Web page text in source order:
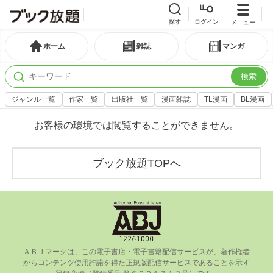
探す ログイン メニュー
ホーム 雑誌 マンガ
検索
ジャンル一覧 作家一覧 出版社一覧 漫画雑誌 TL漫画 BL漫画
お客様の環境では閲覧することができません。
ブック放題TOPへ
ＡＢＪマークは、この電⼦書店・電⼦書籍配信サービスが、著作権者
からコンテンツ使⽤許諾を得た正規版配信サービスであることを⽰す